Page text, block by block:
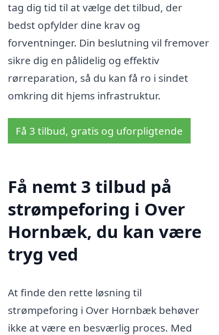
tag dig tid til at vælge det tilbud, der
bedst opfylder dine krav og
forventninger. Din beslutning vil fremover
sikre dig en pålidelig og effektiv
rørreparation, så du kan få ro i sindet
omkring dit hjems infrastruktur.
Få 3 tilbud, gratis og uforpligtende
Få nemt 3 tilbud på
strømpeforing i Over
Hornbæk, du kan være
tryg ved
At finde den rette løsning til
strømpeforing i Over Hornbæk behøver
ikke at være en besværlig proces. Med